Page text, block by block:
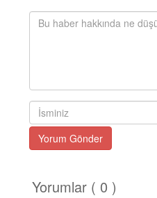
Yorum Gönder
Yorumlar ( 0 )